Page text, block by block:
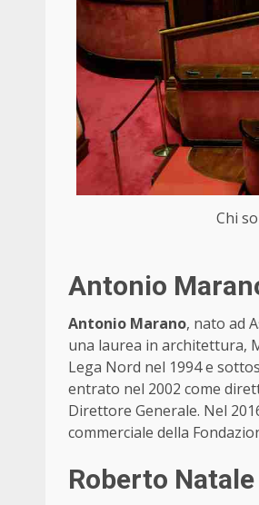
Chi
Antonio
Antonio Marano, nato ad
una laurea in architettura,
Lega Nord nel 1994 e
entrato nel 2002 come
Direttore Generale. Nel
commerciale della
Roberto Natale